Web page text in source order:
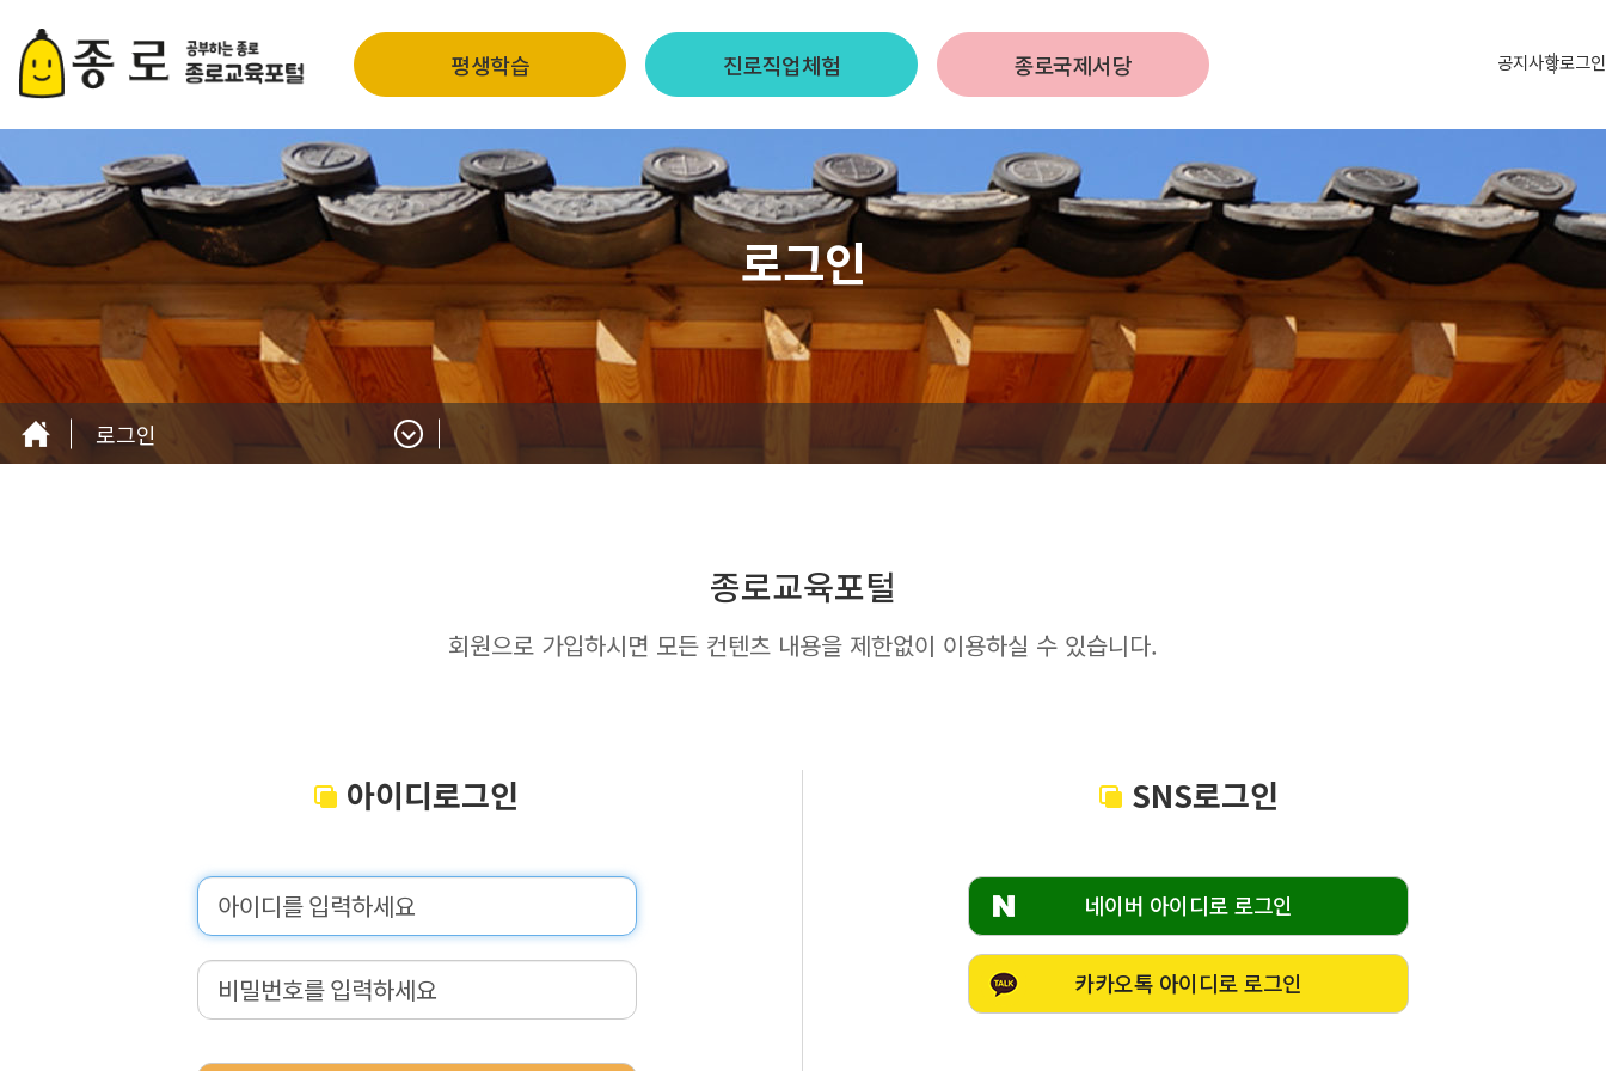
평생학습 진로직업체험 종로국제서당 공지사항로그인
로그인
로그인
종로교육포털
회원으로 가입하시면 모든 컨텐츠 내용을 제한없이 이용하실 수 있습니다.
아이디로그인 SNS로그인
네이버 아이디로 로그인
카카오톡 아이디로 로그인